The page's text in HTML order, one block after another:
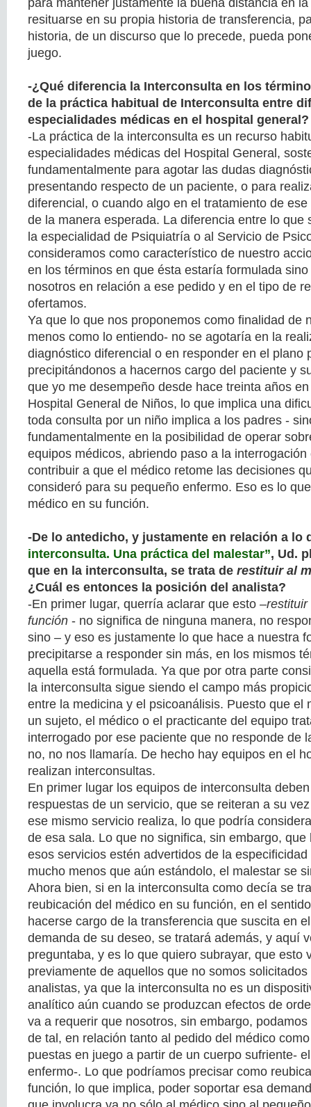
para mantener justamente la buena distancia en
resituarse en su propia historia de transferencia,
historia, de un discurso que lo precede, pueda
juego.
-¿Qué diferencia la Interconsulta en los
de la práctica habitual de Interconsulta entre
especialidades médicas en el hospital general?
-La práctica de la interconsulta es un recurso
especialidades médicas del Hospital General,
fundamentalmente para agotar las dudas
presentando respecto de un paciente, o para
diferencial, o cuando algo en el tratamiento de
de la manera esperada. La diferencia entre lo que
la especialidad de Psiquiatría o al Servicio de
consideramos como característico de nuestro
en los términos en que ésta estaría formulada
nosotros en relación a ese pedido y en el tipo de
ofertamos.
Ya que lo que nos proponemos como finalidad de
menos como lo entiendo- no se agotaría en la
diagnóstico diferencial o en responder en el plano
precipitándonos a hacernos cargo del paciente y
que yo me desempeño desde hace treinta años
Hospital General de Niños, lo que implica una
toda consulta por un niño implica a los padres -
fundamentalmente en la posibilidad de operar
equipos médicos, abriendo paso a la
contribuir a que el médico retome las decisiones
consideró para su pequeño enfermo. Eso es lo
médico en su función.
-De lo antedicho, y justamente en relación a lo
interconsulta. Una práctica del malestar”, Ud.
que en la interconsulta, se trata de restituir al
¿Cuál es entonces la posición del analista?
-En primer lugar, querría aclarar que esto –restituir
función - no significa de ninguna manera, no
sino – y eso es justamente lo que hace a nuestra
precipitarse a responder sin más, en los mismos
aquella está formulada. Ya que por otra parte
la interconsulta sigue siendo el campo más
entre la medicina y el psicoanálisis. Puesto que el
un sujeto, el médico o el practicante del equipo
interrogado por ese paciente que no responde de
no, no nos llamaría. De hecho hay equipos en el
realizan interconsultas.
En primer lugar los equipos de interconsulta
respuestas de un servicio, que se reiteran a su
ese mismo servicio realiza, lo que podría
de esa sala. Lo que no significa, sin embargo, que
esos servicios estén advertidos de la
mucho menos que aún estándolo, el malestar se
Ahora bien, si en la interconsulta como decía se
reubicación del médico en su función, en el
hacerse cargo de la transferencia que suscita en
demanda de su deseo, se tratará además, y aquí
preguntaba, y es lo que quiero subrayar, que esto
previamente de aquellos que no somos
analistas, ya que la interconsulta no es un
analítico aún cuando se produzcan efectos de
va a requerir que nosotros, sin embargo,
de tal, en relación tanto al pedido del médico
puestas en juego a partir de un cuerpo sufriente-
enfermo-. Lo que podríamos precisar como
función, lo que implica, poder soportar esa